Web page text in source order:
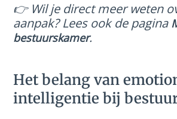
👉 Wil je direct meer weten
aanpak? Lees ook de pagina
bestuurskamer.
Het belang van
intelligentie bij